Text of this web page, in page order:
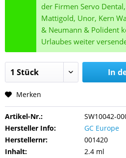
der Firmen Servo
Mattigold, Unor, Kern
& Neumann & Polident
Urlaubes weiter
In
Merken
Artikel-Nr.:
SW10042-
Hersteller Info:
GC Europe
Herstellernr:
001420
Inhalt:
2.4 ml